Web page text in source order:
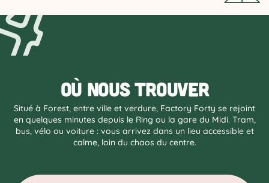
Où nous trouver
Situé à Forest, entre ville et verdure, Factory Forty se rejoint
en quelques minutes depuis le Ring ou la gare du Midi. Tram,
bus, vélo ou voiture : vous arrivez dans un lieu accessible et
calme, loin du chaos du centre.